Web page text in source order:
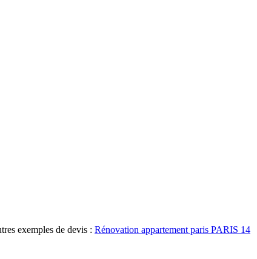
exemples de devis : Rénovation appartement paris PARIS 14